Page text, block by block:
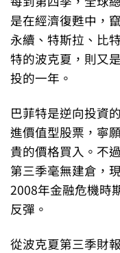
是在經濟復甦中，
永續、特斯拉、比
特的波克夏，則又
投的一年。
巴菲特是逆向投資
進價值型股票，寧
貴的價格買入。不
第三季毫無建倉，
2008年金融危機時
反彈。
從波克夏第三季財